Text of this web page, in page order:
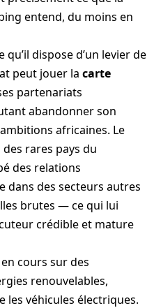
entend, du moins en
dispose d’un levier de
peut jouer la carte
partenariats
abandonner son
africaines. Le
des rares pays du
des relations
dans des secteurs autres
brutes — ce qui lui
crédible et mature
cours sur des
renouvelables,
les véhicules électriques.